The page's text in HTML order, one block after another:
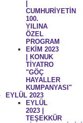
CUMHURİYETİN
100.
YILINA
ÖZEL
PROGRAM
EKİM 2023
| KONUK
TİYATRO
"GÖÇ
HAYALLER
KUMPANYASI"
EYLÜL 2023
EYLÜL
2023 |
TEŞEKKÜR